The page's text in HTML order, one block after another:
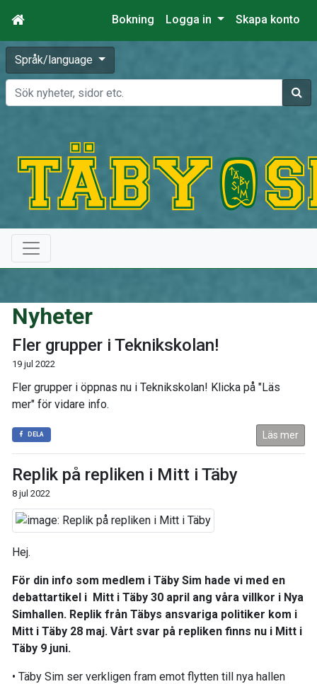
Bokning Logga in Skapa konto
Språk/language
Sök
Nyheter
Fler grupper i Teknikskolan!
19 jul 2022
Fler grupper i öppnas nu i Teknikskolan! Klicka på "Läs
mer" för vidare info.
DELA Läs mer
Replik på repliken i Mitt i Täby
8 jul 2022
Hej.
För din info som medlem i Täby Sim hade vi med en
debattartikel i Mitt i Täby 30 april ang våra villkor i Nya
Simhallen. Replik från Täbys ansvariga politiker kom i
Mitt i Täby 28 maj. Vårt svar på repliken finns nu i Mitt i
Täby 9 juni.
• Täby Sim ser verkligen fram emot flytten till nya hallen